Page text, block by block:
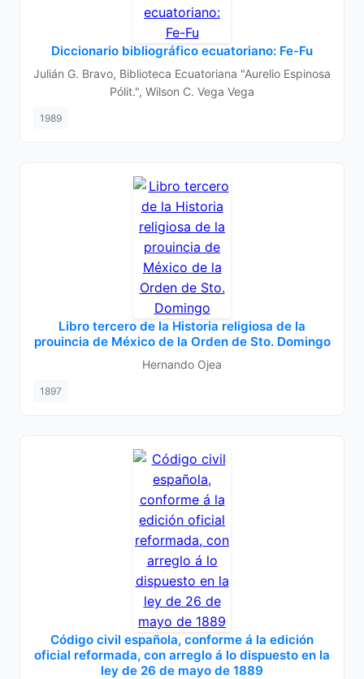
Diccionario bibliográfico ecuatoriano: Fe-Fu
Julián G. Bravo, Biblioteca Ecuatoriana "Aurelio Espinosa
Pólit.", Wilson C. Vega Vega
1989
Libro tercero de la Historia religiosa de la
prouincia de México de la Orden de Sto. Domingo
Hernando Ojea
1897
Código civil española, conforme á la edición
oficial reformada, con arreglo á lo dispuesto en la
ley de 26 de mayo de 1889